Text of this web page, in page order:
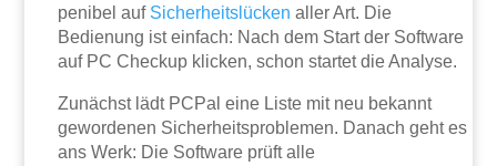
penibel auf Sicherheitslücken aller Art. Die
Bedienung ist einfach: Nach dem Start der Software
auf PC Checkup klicken, schon startet die Analyse.
Zunächst lädt PCPal eine Liste mit neu bekannt
gewordenen Sicherheitsproblemen. Danach geht es
ans Werk: Die Software prüft alle